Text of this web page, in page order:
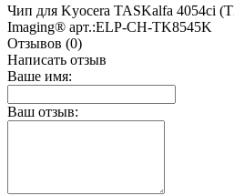
Чип для Kyocera TASKalfa 4054ci
Imaging® арт.:ELP-CH-TK8545K
Отзывов (0)
Написать отзыв
Ваше имя:
Ваш отзыв: